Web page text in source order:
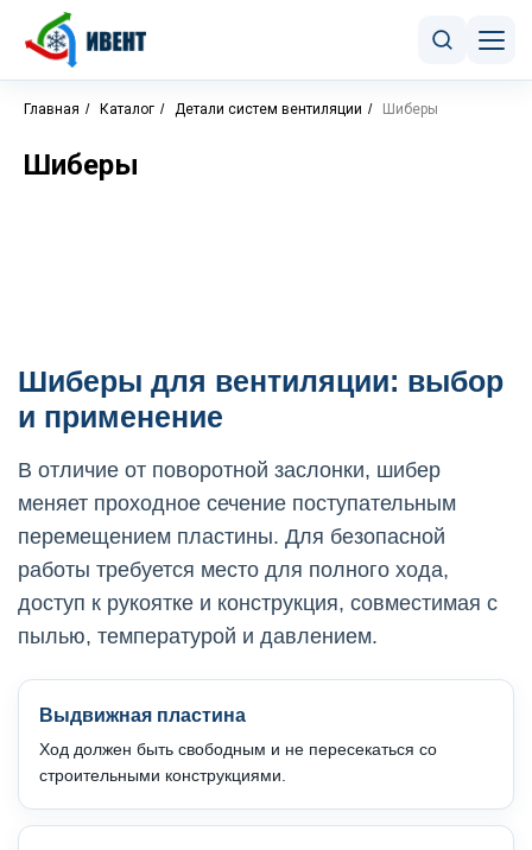
Главная / Каталог / Детали систем вентиляции / Шиберы
Шиберы
Шиберы для вентиляции: выбор
и применение
В отличие от поворотной заслонки, шибер
меняет проходное сечение поступательным
перемещением пластины. Для безопасной
работы требуется место для полного хода,
доступ к рукоятке и конструкция, совместимая с
пылью, температурой и давлением.
Выдвижная пластина
Ход должен быть свободным и не пересекаться со
строительными конструкциями.